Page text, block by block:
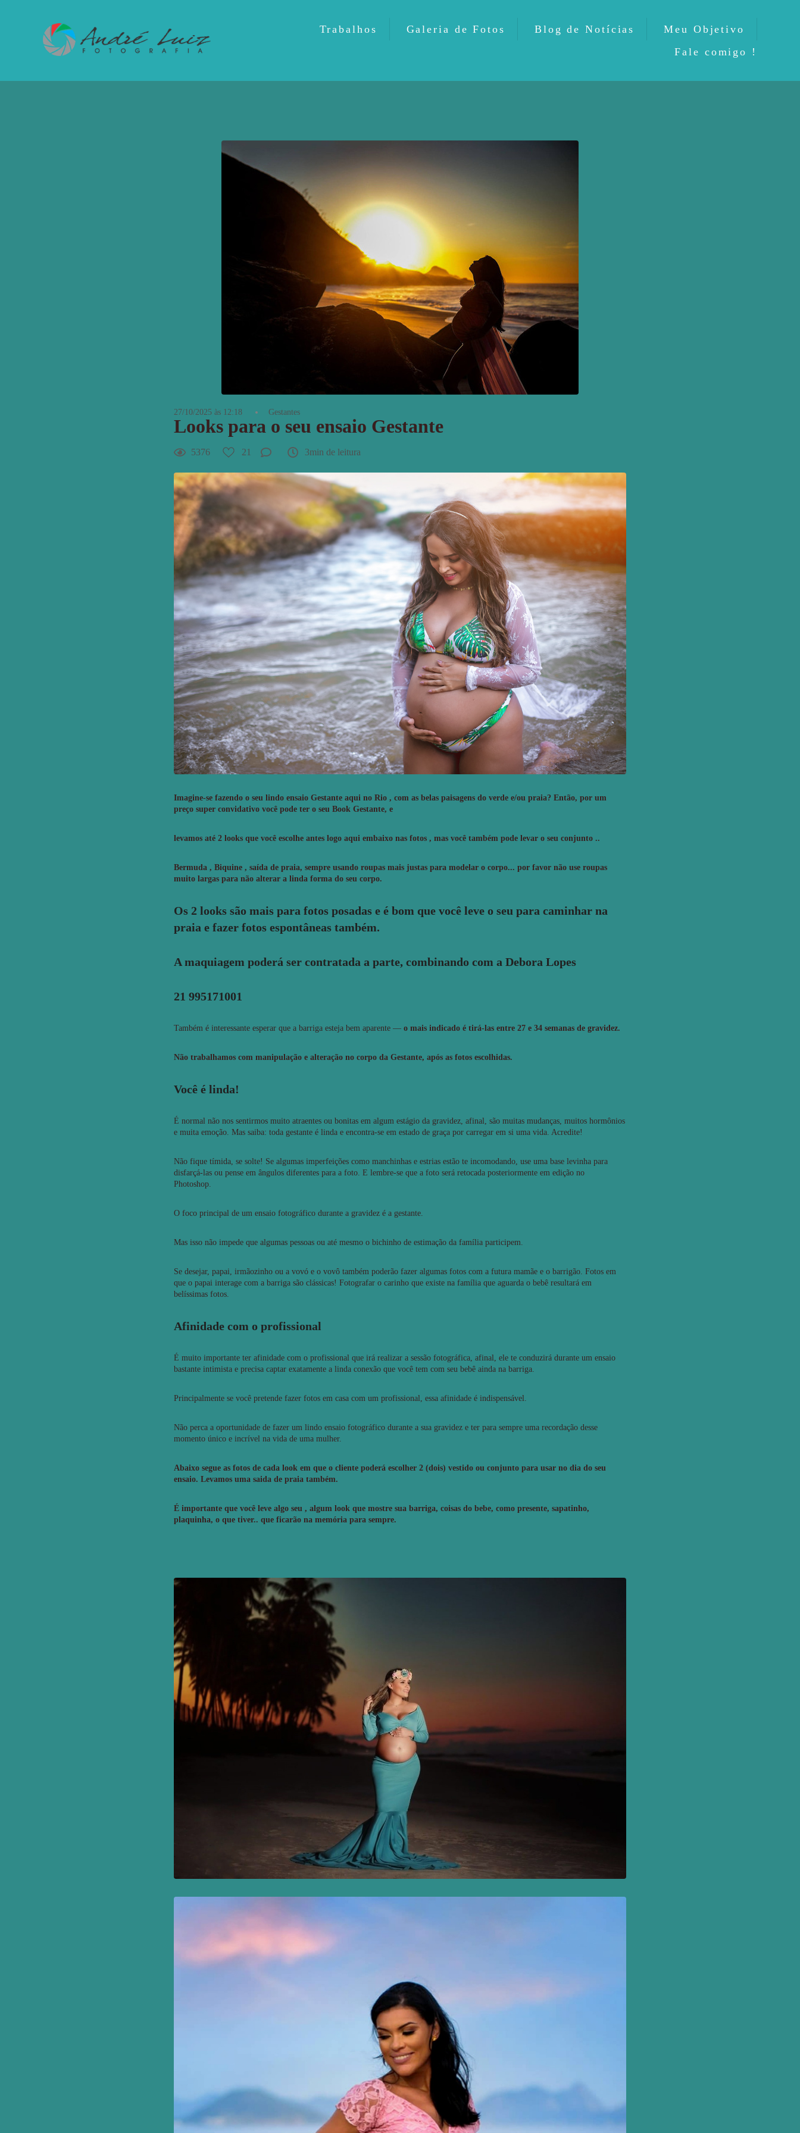
Trabalhos Galeria de Fotos Blog de Notícias
Meu Objetivo
Fale comigo !
27/10/2025 às 12:18 Gestantes
Looks para o seu ensaio Gestante
5376 21 3min de leitura
Imagine-se fazendo o seu lindo ensaio Gestante aqui no Rio , com as belas paisagens do verde e/ou praia? Então, por um
preço super convidativo você pode ter o seu Book Gestante, e
levamos até 2 looks que você escolhe antes logo aqui embaixo nas fotos , mas você também pode levar o seu conjunto ..
Bermuda , Biquine , saída de praia, sempre usando roupas mais justas para modelar o corpo... por favor não use roupas
muito largas para não alterar a linda forma do seu corpo.
Os 2 looks são mais para fotos posadas e é bom que você leve o seu para caminhar na
praia e fazer fotos espontâneas também.
A maquiagem poderá ser contratada a parte, combinando com a Debora Lopes
21 995171001
Também é interessante esperar que a barriga esteja bem aparente — o mais indicado é tirá-las entre 27 e 34 semanas de gravidez.
Não trabalhamos com manipulação e alteração no corpo da Gestante, após as fotos escolhidas.
Você é linda!
É normal não nos sentirmos muito atraentes ou bonitas em algum estágio da gravidez, afinal, são muitas mudanças, muitos hormônios
e muita emoção. Mas saiba: toda gestante é linda e encontra-se em estado de graça por carregar em si uma vida. Acredite!
Não fique tímida, se solte! Se algumas imperfeições como manchinhas e estrias estão te incomodando, use uma base levinha para
disfarçá-las ou pense em ângulos diferentes para a foto. E lembre-se que a foto será retocada posteriormente em edição no
Photoshop.
O foco principal de um ensaio fotográfico durante a gravidez é a gestante.
Mas isso não impede que algumas pessoas ou até mesmo o bichinho de estimação da família participem.
Se desejar, papai, irmãozinho ou a vovó e o vovô também poderão fazer algumas fotos com a futura mamãe e o barrigão. Fotos em
que o papai interage com a barriga são clássicas! Fotografar o carinho que existe na família que aguarda o bebê resultará em
belíssimas fotos.
Afinidade com o profissional
É muito importante ter afinidade com o profissional que irá realizar a sessão fotográfica, afinal, ele te conduzirá durante um ensaio
bastante intimista e precisa captar exatamente a linda conexão que você tem com seu bebê ainda na barriga.
Principalmente se você pretende fazer fotos em casa com um profissional, essa afinidade é indispensável.
Não perca a oportunidade de fazer um lindo ensaio fotográfico durante a sua gravidez e ter para sempre uma recordação desse
momento único e incrível na vida de uma mulher.
Abaixo segue as fotos de cada look em que o cliente poderá escolher 2 (dois) vestido ou conjunto para usar no dia do seu
ensaio. Levamos uma saida de praia também.
É importante que você leve algo seu , algum look que mostre sua barriga, coisas do bebe, como presente, sapatinho,
plaquinha, o que tiver.. que ficarão na memória para sempre.